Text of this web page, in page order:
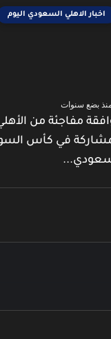
اخبار الاهلي السعودي اليوم
بضع سنوات
مفاجئة من
في كأس